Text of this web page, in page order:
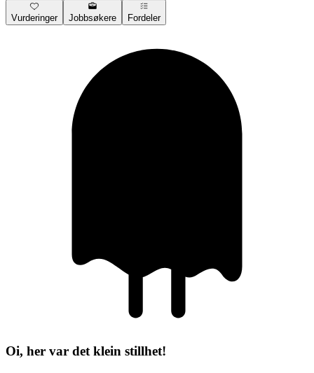
Vurderinger Jobbsøkere Fordeler
Oi, her var det klein stillhet!